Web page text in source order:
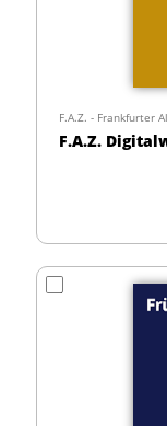
F.A.Z. - Frankfurter
F.A.Z.